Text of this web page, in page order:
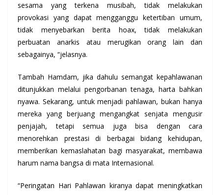
sesama yang terkena musibah, tidak melakukan
provokasi yang dapat mengganggu ketertiban umum,
tidak menyebarkan berita hoax, tidak melakukan
perbuatan anarkis atau merugikan orang lain dan
sebagainya, “jelasnya.
Tambah Hamdam, jika dahulu semangat kepahlawanan
ditunjukkan melalui pengorbanan tenaga, harta bahkan
nyawa. Sekarang, untuk menjadi pahlawan, bukan hanya
mereka yang berjuang mengangkat senjata mengusir
penjajah, tetapi semua juga bisa dengan cara
menorehkan prestasi di berbagai bidang kehidupan,
memberikan kemaslahatan bagi masyarakat, membawa
harum nama bangsa di mata Internasional.
“Peringatan Hari Pahlawan kiranya dapat meningkatkan